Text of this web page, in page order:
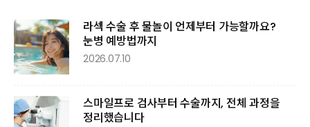
라섹 수술 후 물놀이 언제부터 가능할까요?
눈병 예방법까지
2026.07.10
스마일프로 검사부터 수술까지, 전체 과정을
정리했습니다